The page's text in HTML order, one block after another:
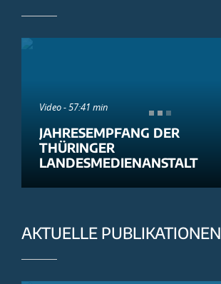
Video - 57:41 min
JAHRESEMPFANG DER
THÜRINGER
LANDESMEDIENANSTALT
AKTUELLE PUBLIKATIONEN